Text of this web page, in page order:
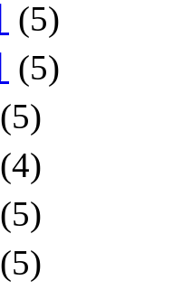
(5)
(5)
(5)
(4)
(5)
(5)